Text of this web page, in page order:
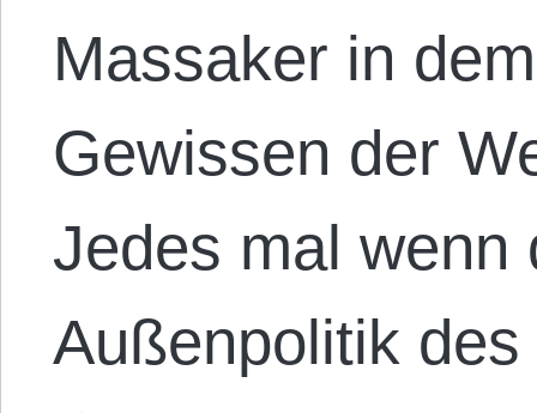
Massaker in
Gewissen der
Jedes mal wenn
Außenpolitik